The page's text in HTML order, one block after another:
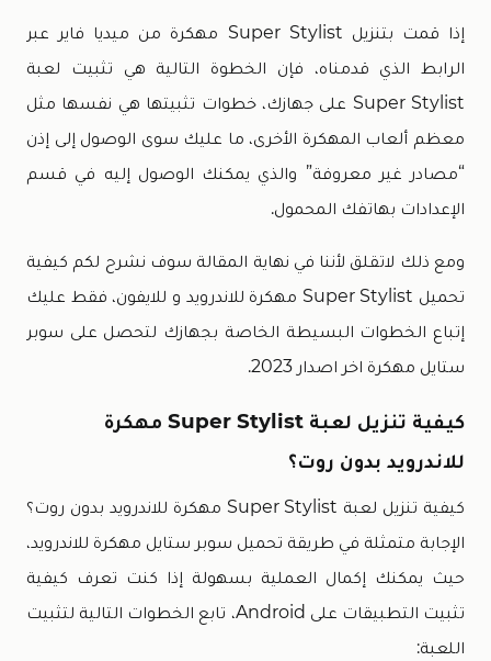
إذا قمت بتنزيل Super Stylist مهكرة من ميديا فاير عبر
الرابط الذي قدمناه، فإن الخطوة التالية هي تثبيت لعبة
Super Stylist على جهازك، خطوات تثبيتها هي نفسها مثل
معظم ألعاب المهكرة الأخرى، ما عليك سوى الوصول إلى إذن
“مصادر غير معروفة” والذي يمكنك الوصول إليه في قسم
الإعدادات بهاتفك المحمول.
ومع ذلك لاتقلق لأننا في نهاية المقالة سوف نشرح لكم كيفية
تحميل Super Stylist مهكرة للاندرويد و للايفون، فقط عليك
إتباع الخطوات البسيطة الخاصة بجهازك لتحصل على سوبر
ستايل مهكرة اخر اصدار 2023.
كيفية تنزيل لعبة Super Stylist مهكرة
للاندرويد بدون روت؟
كيفية تنزيل لعبة Super Stylist مهكرة للاندرويد بدون روت؟
الإجابة متمثلة في طريقة تحميل سوبر ستايل مهكرة للاندرويد،
حيث يمكنك إكمال العملية بسهولة إذا كنت تعرف كيفية
تثبيت التطبيقات على Android، تابع الخطوات التالية لتثبيت
اللعبة: